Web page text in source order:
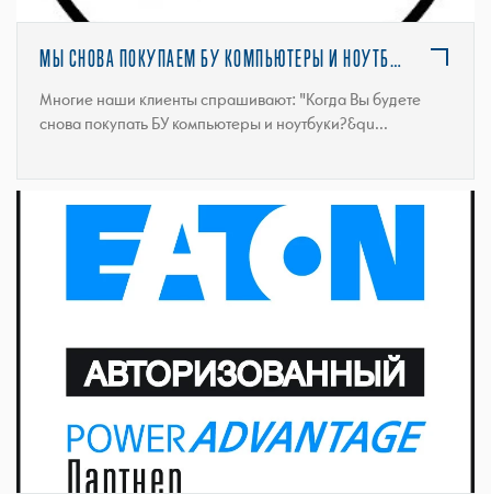
МЫ СНОВА ПОКУПАЕМ БУ КОМПЬЮТЕРЫ И НОУТБУКИ!
Многие наши клиенты спрашивают: "Когда Вы будете
снова покупать БУ компьютеры и ноутбуки?&qu...